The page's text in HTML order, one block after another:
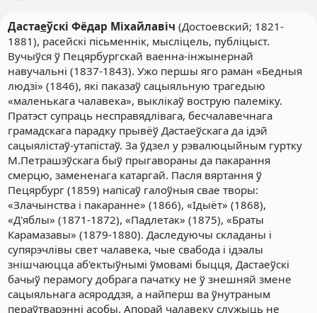
Дастаеўскі Фёдар Міхайлавіч (Достоевский; 1821-
1881), расейскі пісьменнік, мысліцель, публіцыст.
Вучыўся ў Пецярбургскай ваенна-інжынернай
навучальні (1837-1843). Ужо першы яго раман «Бедныя
людзі» (1846), які паказаў сацыяльную трагедыю
«маленькага чалавека», выклікаў вострую палеміку.
Пратэст супраць несправядлівага, бесчалавечнага
грамадскага парадку прывёў Дастаеўскага да ідэй
сацыялістаў-утапістаў. За ўдзел у рэвалюцыйным гуртку
М.Петрашэўскага быў прыгавораны да пакарання
смерцю, замененага катаргай. Пасля вяртання ў
Пецярбург (1859) напісаў галоўныя свае творы:
«Злачынства і пакаранне» (1866), «Ідыёт» (1868),
«Д'яблы» (1871-1872), «Падлетак» (1875), «Браты
Карамазавы» (1879-1880). Даследуючы складаны і
супярэчлівы свет чалавека, чые свабода і ідэалы
знішчаюцца аб'ектыўнымі ўмовамі быцця, Дастаеўскі
бачыў перамогу добрага пачатку не ў знешняй змене
сацыяльнага асяроддзя, а найперш ва ўнутраным
пераўтварэнні асобы. Апорай чалавеку служыць не